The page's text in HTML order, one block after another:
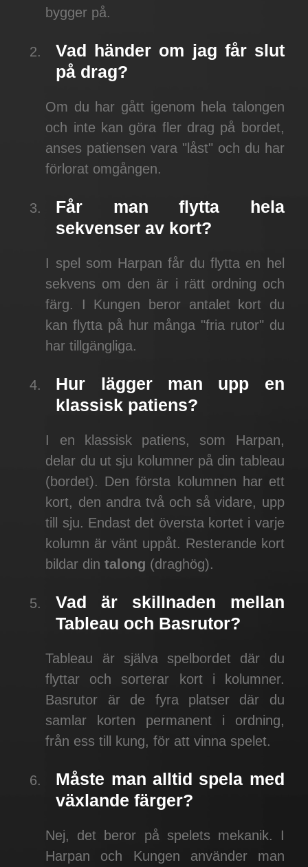
bygger på.
Vad händer om jag får slut
på drag?
Om du har gått igenom hela talongen
och inte kan göra fler drag på bordet,
anses patiensen vara "låst" och du har
förlorat omgången.
Får man flytta hela
sekvenser av kort?
I spel som Harpan får du flytta en hel
sekvens om den är i rätt ordning och
färg. I Kungen beror antalet kort du
kan flytta på hur många "fria rutor" du
har tillgängliga.
Hur lägger man upp en
klassisk patiens?
I en klassisk patiens, som Harpan,
delar du ut sju kolumner på din tableau
(bordet). Den första kolumnen har ett
kort, den andra två och så vidare, upp
till sju. Endast det översta kortet i varje
kolumn är vänt uppåt. Resterande kort
bildar dintalong (draghög).
Vad är skillnaden mellan
Tableau och Basrutor?
Tableau är själva spelbordet där du
flyttar och sorterar kort i kolumner.
Basrutor är de fyra platser där du
samlar korten permanent i ordning,
från ess till kung, för att vinna spelet.
Måste man alltid spela med
växlande färger?
Nej, det beror på spelets mekanik. I
Harpan och Kungen använder man